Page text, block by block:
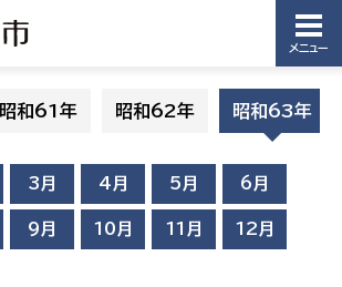
メニュー
昭和61年 昭和62年 昭和63年
3月 4月 5月 6月
9月 10月 11月 12月